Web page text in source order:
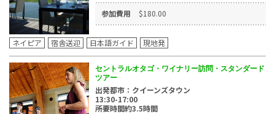
参加費用 $180.00
ネイピア 宿舎送迎 日本語ガイド 現地発
セントラルオタゴ・ワイナリー訪問・スタンダード
ツアー
出発都市：クイーンズタウン
13:30-17:00
所要時間約3.5時間